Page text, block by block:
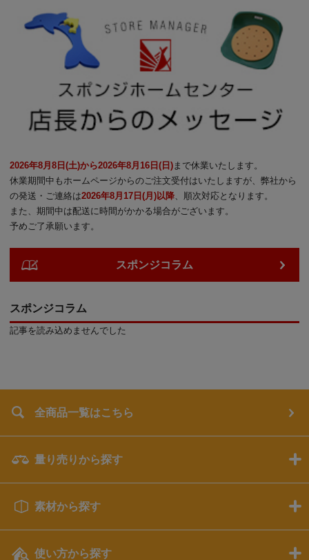
2026年8月8日(土)から2026年8月16日(日) まで休業いたします。
休業期間中もホームページからのご注文受付はいたしますが、弊社から
の発送・ご連絡は2026年8月17日(月)以降 、順次対応となります。
また、期間中は配送に時間がかかる場合がございます。
予めご了承願います。
スポンジコラム
スポンジコラム
記事を読み込めませんでした
全商品一覧はこちら
量り売りから探す
素材から探す
使い方から探す